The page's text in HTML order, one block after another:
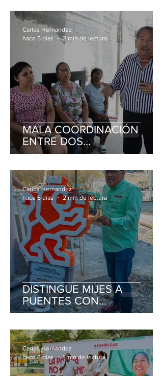
MALA COORDINACIÓN
ENTRE DOS
DEPENDENCIAS DE
A FAMILIAS DE ESCOBEDO
Carlos Hernandez
hace 5 días
2 min de lectura
DISTINGUE MIJES A
PUENTES CON
MONUMENTO A LA
INEFICIENCIA
Carlos Hernandez
hace 5 días
2 min de lectura
Carlos Hernandez
hace 6 días
1 min de lectura